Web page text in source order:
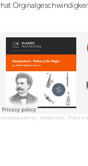
hat
classicplayalongs· Herzenslust - Polka in